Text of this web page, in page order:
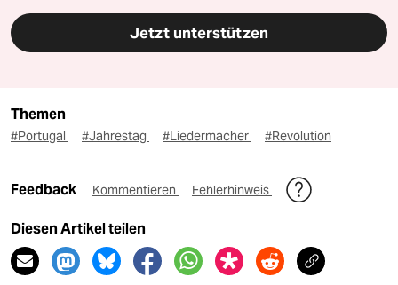
Jetzt unterstützen
Themen
#Portugal #Jahrestag #Liedermacher #Revolution
Feedback Kommentieren Fehlerhinweis
Diesen Artikel teilen